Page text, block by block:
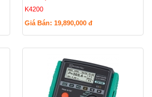
K4200
Giá Bán: 19,890,000 đ